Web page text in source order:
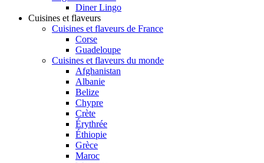
Diner Lingo
Cuisines et flaveurs
Cuisines et flaveurs de France
Corse
Guadeloupe
Cuisines et flaveurs du monde
Afghanistan
Albanie
Belize
Chypre
Crète
Érythrée
Éthiopie
Grèce
Maroc